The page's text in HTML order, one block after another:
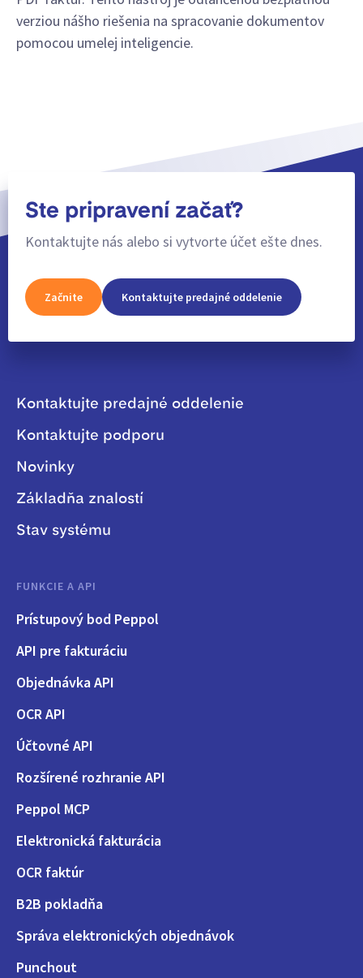
verziou nášho riešenia na spracovanie dokumentov
pomocou umelej inteligencie.
Ste pripravení začať?
Kontaktujte nás alebo si vytvorte účet ešte dnes.
Začnite Kontaktujte predajné oddelenie
Kontaktujte predajné oddelenie
Kontaktujte podporu
Novinky
Základňa znalostí
Stav systému
FUNKCIE A API
Prístupový bod Peppol
API pre fakturáciu
Objednávka API
OCR API
Účtovné API
Rozšírené rozhranie API
Peppol MCP
Elektronická fakturácia
OCR faktúr
B2B pokladňa
Správa elektronických objednávok
Punchout